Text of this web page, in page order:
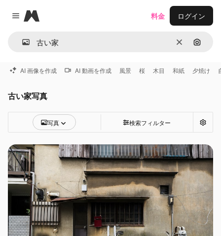
Close menu
Magnific
消去 画像で
料金 ログイン
AI 画像を作成 AI 動画を作成 風景 桜 木目 和紙 夕焼け
古い家写真
写真 検索フィルター